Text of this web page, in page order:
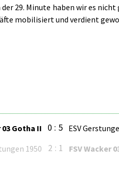
29. Minute haben wir es nicht
mobilisiert und verdient
03 Gotha II 0 : 5 ESV
1950 2 : 1 FSV Wacker